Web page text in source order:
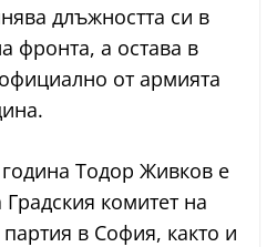
длъжността си в
фронта, а остава в
от армията
Тодор Живков е
комитет на
в София, както и